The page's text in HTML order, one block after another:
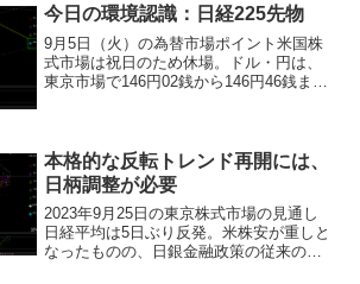
り、...
今日の環境認識：日経225先物
9月5日（火）の為替市場ポイント米国株
式市場は祝日のため休場。ドル・円は、
東京市場で146円02銭から146円46銭まで
本格的な反転トレンド再開には、
日柄調整が必要
2023年9月25日の東京株式市場の見通し
日経平均は5日ぶり反発。米株安が重しと
なったものの、日銀金融政策の従来の姿